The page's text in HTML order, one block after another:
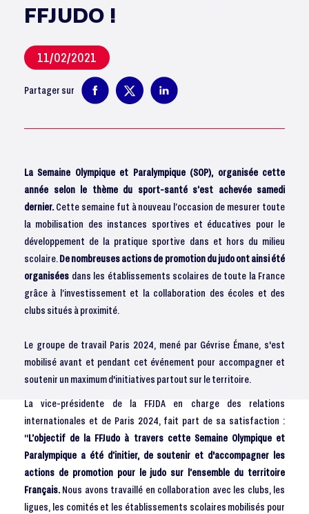
FFJUDO !
11/02/2021
Partager sur
La Semaine Olympique et Paralympique (SOP), organisée cette
année selon le thème du sport-santé s’est achevée samedi
dernier. Cette semaine fut à nouveau l’occasion de mesurer toute
la mobilisation des instances sportives et éducatives pour le
développement de la pratique sportive dans et hors du milieu
scolaire.De nombreuses actions de promotion du judo ont ainsi été
organisées dans les établissements scolaires de toute la France
grâce à l’investissement et la collaboration des écoles et des
clubs situés à proximité.
Le groupe de travail Paris 2024, mené par Gévrise Émane, s'est
mobilisé avant et pendant cet événement pour accompagner et
soutenir un maximum d'initiatives partout sur le territoire.
La vice-présidente de la FFJDA en charge des relations
internationales et de Paris 2024, fait part de sa satisfaction :
"L’objectif de la FFJudo à travers cette Semaine Olympique et
Paralympique a été d’initier, de soutenir et d'accompagner les
actions de promotion pour le judo sur l’ensemble du territoire
Français. Nous avons travaillé en collaboration avec les clubs, les
ligues, les comités et les établissements scolaires mobilisés pour